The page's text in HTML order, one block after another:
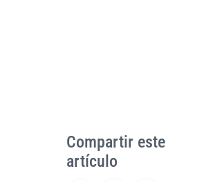
Compartir este
artículo